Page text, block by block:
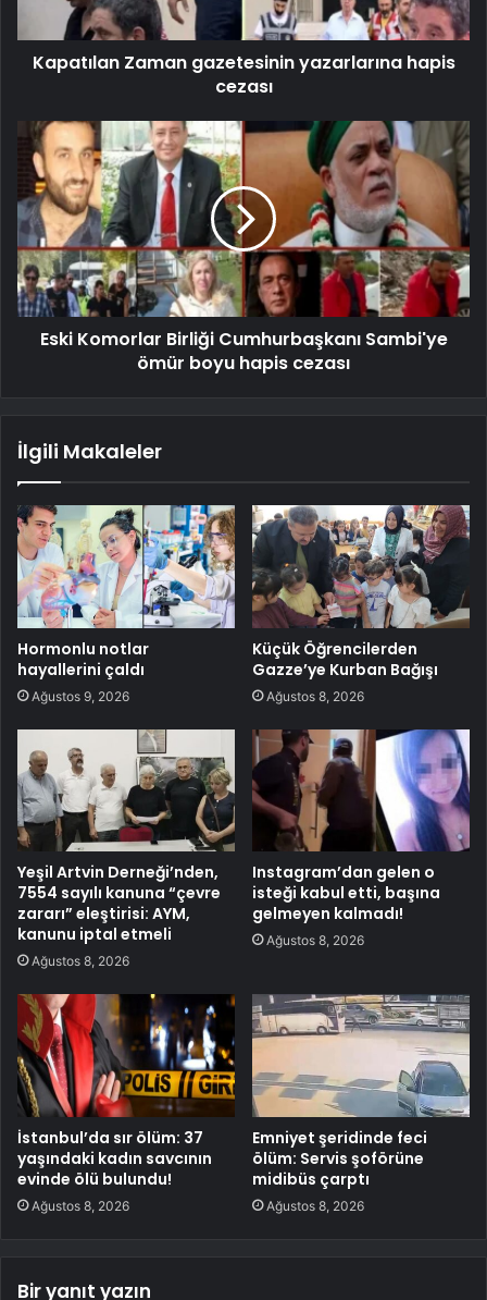
Kapatılan Zaman gazetesinin yazarlarına hapis
cezası
Eski Komorlar Birliği Cumhurbaşkanı Sambi'ye
ömür boyu hapis cezası
İlgili Makaleler
Hormonlu notlar
hayallerini çaldı
Ağustos 9, 2026
Küçük Öğrencilerden
Gazze’ye Kurban Bağışı
Ağustos 8, 2026
Yeşil Artvin Derneği’nden,
7554 sayılı kanuna “çevre
zararı” eleştirisi: AYM,
kanunu iptal etmeli
Ağustos 8, 2026
Instagram’dan gelen o
isteği kabul etti, başına
gelmeyen kalmadı!
Ağustos 8, 2026
İstanbul’da sır ölüm: 37
yaşındaki kadın savcının
evinde ölü bulundu!
Ağustos 8, 2026
Emniyet şeridinde feci
ölüm: Servis şoförüne
midibüs çarptı
Ağustos 8, 2026
Bir yanıt yazın